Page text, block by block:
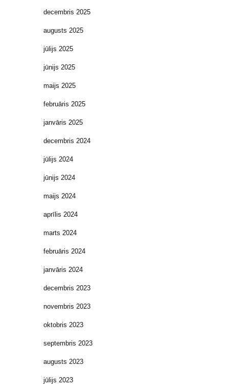
decembris 2025
augusts 2025
jūlijs 2025
jūnijs 2025
maijs 2025
februāris 2025
janvāris 2025
decembris 2024
jūlijs 2024
jūnijs 2024
maijs 2024
aprīlis 2024
marts 2024
februāris 2024
janvāris 2024
decembris 2023
novembris 2023
oktobris 2023
septembris 2023
augusts 2023
jūlijs 2023